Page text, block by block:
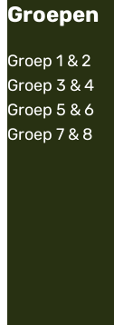
Groepen
Groep 1 & 2
Groep 3 & 4
Groep 5 & 6
Groep 7 & 8